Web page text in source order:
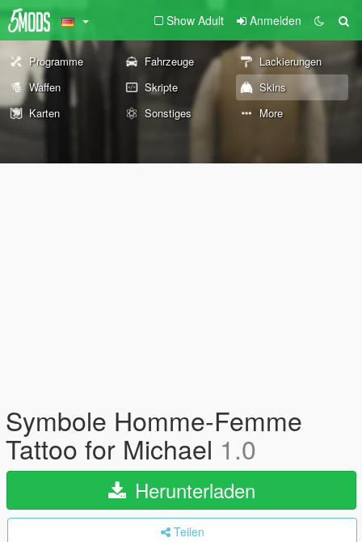
Show Adult Anmelden
Programme Fahrzeuge
Lackierungen
Waffen
Skripte
Skins
Karten
Sonstiges More
Symbole Homme-Femme
Tattoo for Michael 1.0
Herunterladen
Teilen